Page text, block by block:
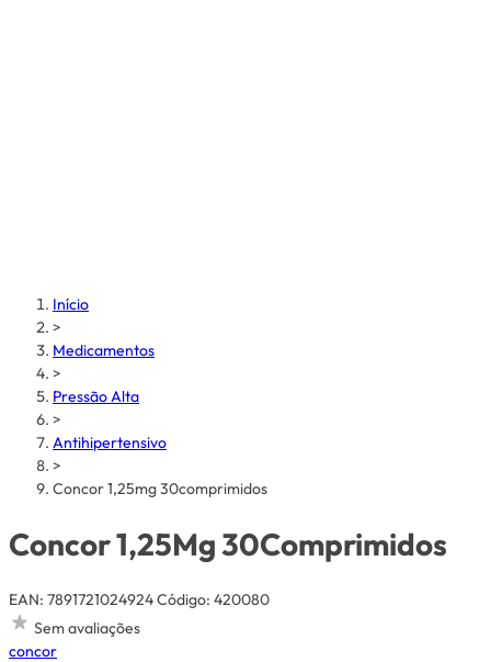
Início
>
Medicamentos
>
Pressão Alta
>
Antihipertensivo
>
Concor 1,25mg 30comprimidos
Concor 1,25Mg 30Comprimidos
EAN: 7891721024924Código: 420080
Sem avaliações
concor